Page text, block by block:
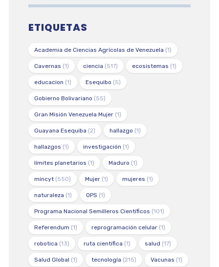
ETIQUETAS
Academia de Ciencias Agrícolas de Venezuela (1)
Cavernas (1) ciencia (517) ecosistemas (1)
educacion (1) Esequibo (5)
Gobierno Bolivariano (55)
Gran Misión Venezuela Mujer(1)
Guayana Esequiba (2) hallazgo (1)
hallazgos (1) investigación (1)
límites planetarios (1) Maduro (1)
mincyt(550) Mujer(1) mujeres (1)
naturaleza (1) OPS (1)
Programa Nacional Semilleros Científicos (101)
Referendum (1) reprogramación celular(1)
robotica (13) ruta científica (1) salud (17)
Salud Global (1) tecnología (215) Vacunas (1)